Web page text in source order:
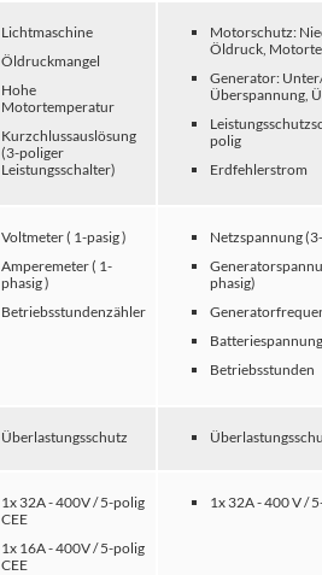
Lichtmaschine
Öldruckmangel
Hohe
Motortemperatur
Kurzchlussauslösung
(3-poliger
Leistungsschalter)
Motorschutz:
Öldruck,
Generator:
Überspannung,
polig
Erdfehlerstrom
Voltmeter ( 1-pasig )
Amperemeter ( 1-
phasig )
Betriebsstundenzähler
Netzspannung
phasig)
Batteriespannung
Betriebsstunden
Überlastungsschutz
1x 32A - 400V / 5-polig
CEE
1x 16A - 400V / 5-polig
CEE
1x 32A - 400 V /